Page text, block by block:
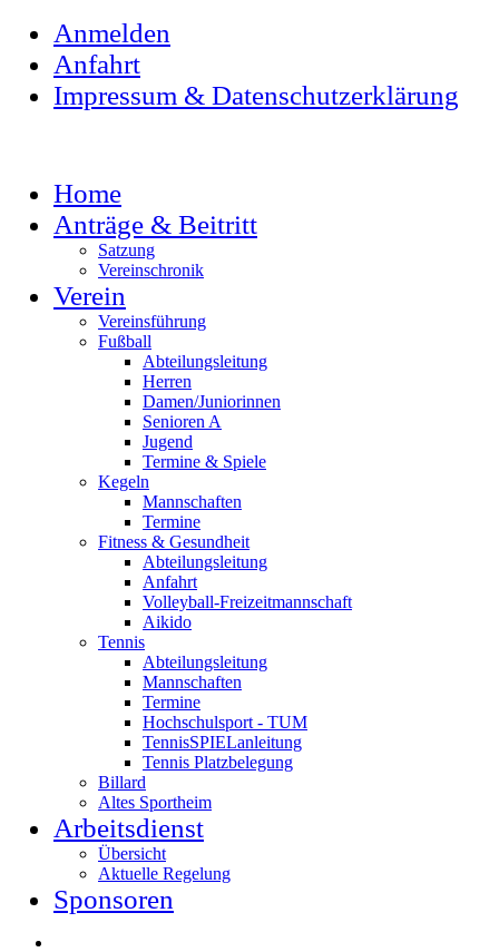
Anmelden
Anfahrt
Impressum & Datenschutzerklärung
Home
Anträge & Beitritt
Satzung
Vereinschronik
Verein
Vereinsführung
Fußball
Abteilungsleitung
Herren
Damen/Juniorinnen
Senioren A
Jugend
Termine & Spiele
Kegeln
Mannschaften
Termine
Fitness & Gesundheit
Abteilungsleitung
Anfahrt
Volleyball-Freizeitmannschaft
Aikido
Tennis
Abteilungsleitung
Mannschaften
Termine
Hochschulsport - TUM
TennisSPIELanleitung
Tennis Platzbelegung
Billard
Altes Sportheim
Arbeitsdienst
Übersicht
Aktuelle Regelung
Sponsoren